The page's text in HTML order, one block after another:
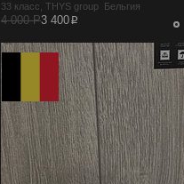
33 класс, THYS group Бельгия
4 000 Р3 400p